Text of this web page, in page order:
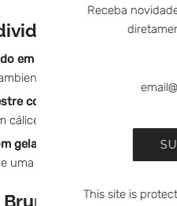
– Um
em copo de cristal:
Um
relaxante.
com chocolate negro:
cálice deste licor — o resultado
gelado de nata ou iogurte
uma refeição ou numa tarde
– Mimar a
Receba
This site is